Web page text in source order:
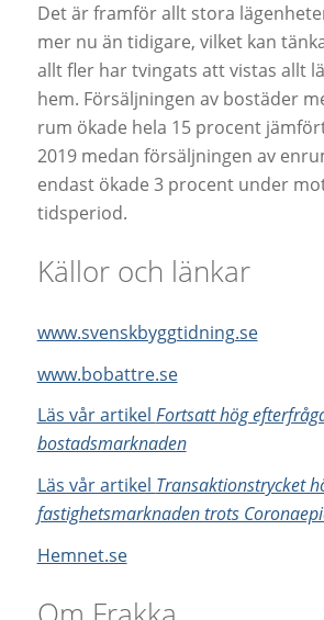
Det är framför allt stora
mer nu än tidigare, vilket kan
allt fler har tvingats att vistas allt
hem. Försäljningen av bostäder
rum ökade hela 15 procent
2019 medan försäljningen av
endast ökade 3 procent under
tidsperiod.
Källor och länkar
www.svenskbyggtidning.se
www.bobattre.se
Läs vår artikel Fortsatt hög
bostadsmarknaden
Läs vår artikel Transaktionstrycket
fastighetsmarknaden trots
Hemnet.se